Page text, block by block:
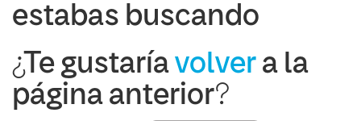
estabas buscando
¿Te gustaría volver a la
página anterior?